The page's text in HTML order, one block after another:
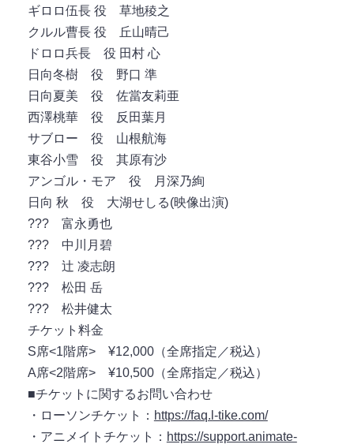
ギロロ伍長 役 草地稜之
クルル曹長 役 丘山晴己
ドロロ兵長 役 田村 心
日向冬樹 役 野口 準
日向夏美 役 佐當友莉亜
西澤桃華 役 反田葉月
サブロー 役 山根航海
東谷小雪 役 其原有沙
アンゴル・モア 役 月深乃絢
日向 秋 役 大湖せしる(映像出演)
??? 富永勇也
??? 中川月碧
??? 辻 凌志朗
??? 松田 岳
??? 松井健太
チケット料金
S席<1階席> ¥12,000（全席指定／税込）
A席<2階席> ¥10,500（全席指定／税込）
■チケットに関するお問い合わせ
・ローソンチケット： https://faq.l-tike.com/
・アニメイトチケット： https://support.animate-